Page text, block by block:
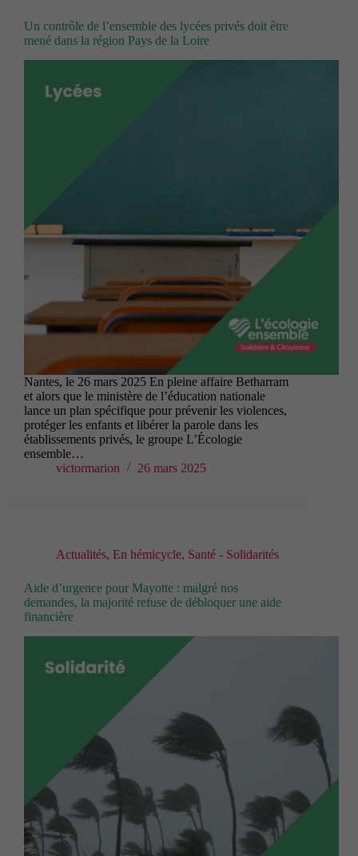
Un contrôle de l’ensemble des lycées privés doit être
mené dans la région Pays de la Loire
Nantes, le 26 mars 2025 En pleine affaire Betharram
et alors que le ministère de l’éducation nationale
lance un plan spécifique pour prévenir les violences,
protéger les enfants et libérer la parole dans les
établissements privés, le groupe L’Écologie
ensemble…
victormarion
26 mars 2025
Actualités, En hémicycle, Santé - Solidarités
Aide d’urgence pour Mayotte : malgré nos
demandes, la majorité refuse de débloquer une aide
financière
Cookies
fonctionnels
Ces cookies
techniques
permettent la
navigation
dans le site.